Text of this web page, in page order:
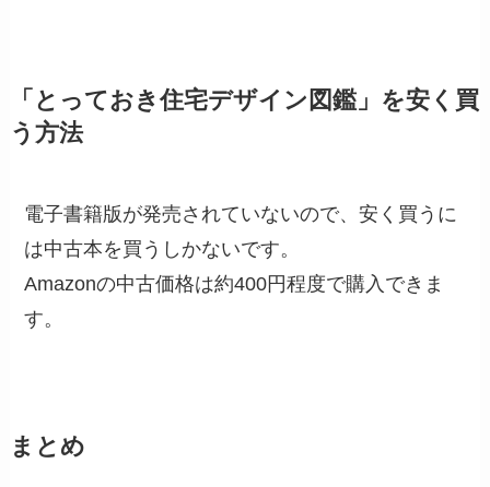
「とっておき住宅デザイン図鑑」を安く買
う方法
電子書籍版が発売されていないので、安く買うに
は中古本を買うしかないです。
Amazonの中古価格は約400円程度で購入できま
す。
まとめ